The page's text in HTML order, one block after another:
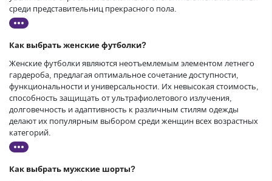
среди представительниц прекрасного пола.
Как выбрать женские футболки?
Женские футболки являются неотъемлемым элементом летнего
гардероба, предлагая оптимальное сочетание доступности,
функциональности и универсальности. Их невысокая стоимость,
способность защищать от ультрафиолетового излучения,
долговечность и адаптивность к различным стилям одежды
делают их популярным выбором среди женщин всех возрастных
категорий.
Как выбрать мужские шорты?